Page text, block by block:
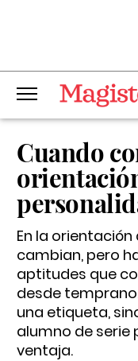
Cuando
En la orientación
cambian, pero
aptitudes que
desde
una etiqueta,
alumno de serie
ventaja.